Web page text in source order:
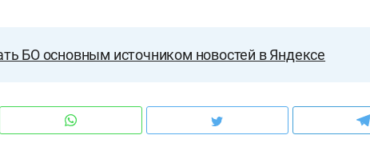
БО основным источником новостей в Яндексе